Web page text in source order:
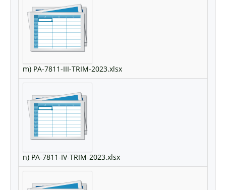
m) PA-7811-III-TRIM-2023.xlsx
n) PA-7811-IV-TRIM-2023.xlsx